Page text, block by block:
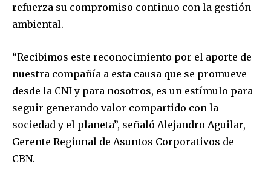
refuerza su compromiso continuo con la gestión
ambiental.
“Recibimos este reconocimiento por el aporte de
nuestra compañía a esta causa que se promueve
desde la CNI y para nosotros, es un estímulo para
seguir generando valor compartido con la
sociedad y el planeta”, señaló Alejandro Aguilar,
Gerente Regional de Asuntos Corporativos de
CBN.